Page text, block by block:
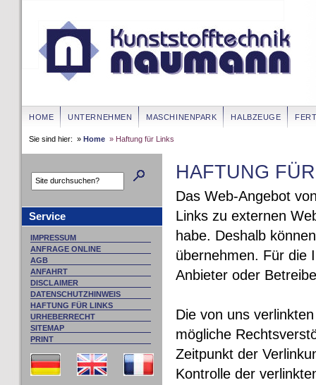
HOME UNTERNEHMEN MASCHINENPARK HALBZEUGE
Sie sind hier: » Home » Haftung für Links
Service
IMPRESSUM
ANFRAGE ONLINE
AGB
ANFAHRT
DISCLAIMER
DATENSCHUTZHINWEIS
HAFTUNG FÜR LINKS
URHEBERRECHT
SITEMAP
PRINT
HAFTUNG
Das Web-Angebot
Links zu externen
habe. Deshalb
übernehmen. Für die
Anbieter oder
Die von uns
mögliche
Zeitpunkt der
Kontrolle der